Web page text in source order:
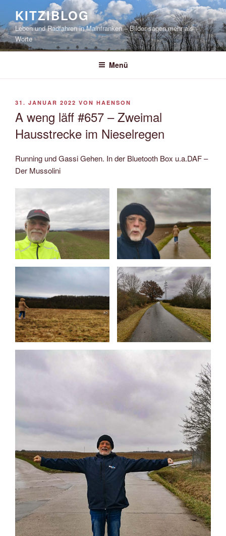
springen
KITZIBLOG
Leben und Radfahren in Mainfranken – Bilder sagen mehr als
Worte
Menü
VERÖFFENTLICHT
31. JANUAR 2022 VON HAENSON
A weng läff #657 – Zweimal
Hausstrecke im Nieselregen
Running und Gassi Gehen. In der Bluetooth Box u.a.DAF –
Der Mussolini